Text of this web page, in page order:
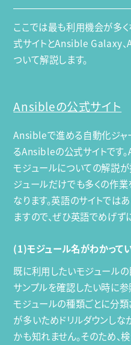
ここでは最も利用機会が多
式サイトとAnsible Galaxy
ついて解説します。
Ansibleの公式サイト
Ansibleで進める自動化ジャ
るAnsibleの公式サイトです
モジュールについての解説
ジュールだけでも多くの作
なります。英語のサイトでは
ますので、ぜひ英語でめげず
(1)モジュール名がわかって
既に利用したいモジュール
サンプルを確認したい時に参
モジュールの種類ごとに分類
が多いためドリルダウンし
かも知れません。そのため、